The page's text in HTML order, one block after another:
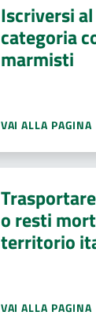
Iscriversi
categoria
marmisti
VAI ALLA PAGINA
o resti
territorio
VAI ALLA PAGINA